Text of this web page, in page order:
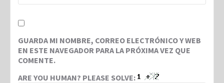
GUARDA MI NOMBRE, CORREO ELECTRÓNICO Y WEB
EN ESTE NAVEGADOR PARA LA PRÓXIMA VEZ QUE
COMENTE.
ARE YOU HUMAN? PLEASE SOLVE: